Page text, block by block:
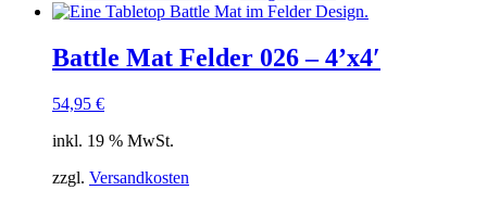
Battle Mat Felder 026 – 4’x4′
54,95 €
inkl. 19 % MwSt.
zzgl. Versandkosten